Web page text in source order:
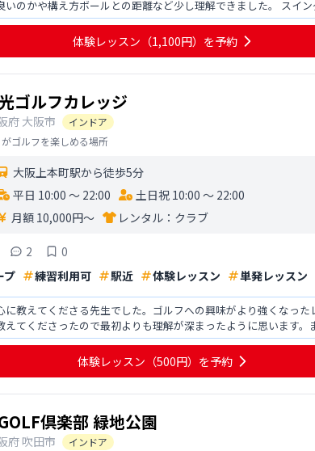
のかや構え方ボールとの距離など少し理解できました。 スイ
たです。 ありが
体験レッスン （1,100円） を予約
ゴルフカレッジ
府 大阪市
インドア
ゴルフを楽しめる場所
大阪上本町駅から徒歩5分
平日 10:00 〜 22:00
土日祝 10:00 〜 22:00
月額 10,000円〜
レンタル： クラブ
2
0
プ 練習利用可 駅近 体験レッスン 単発レッスン
に教えてくださる先生でした。ゴルフへの興味がより強くなっ
えてくださったので最初よりも理解が深まったように思います
教えてくださったレッ
体験レッスン （500円） を予約
倶楽部 緑地公園
府 吹田市 インドア